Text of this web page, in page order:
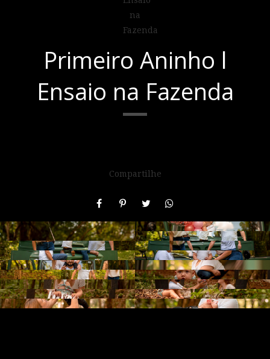
Primeiro Aninho l
Ensaio na Fazenda
Compartilhe